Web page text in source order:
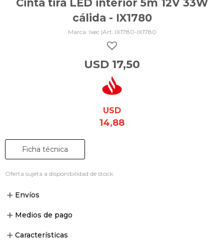
Cinta tira LED interior 5m 12V 33W
cálida - IX1780
Ixec | IX1780-IX1780
USD 17,50
USD
14,88
Ficha técnica
Oferta sujeta a disponibilidad de stock.
Envíos
Medios de pago
Características